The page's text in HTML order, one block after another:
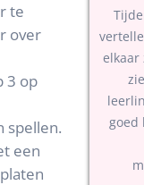
te
over
3 op
spellen.
een
elkaar
goed